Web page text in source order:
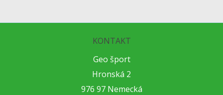
KONTAKT
Geo šport
Hronská 2
976 97 Nemecká